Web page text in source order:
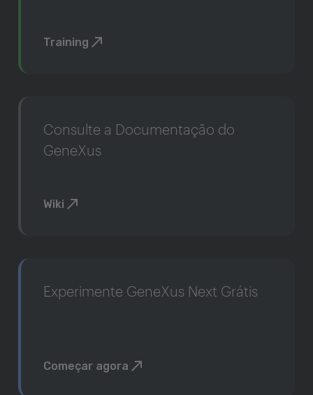
Training
Consulte a Documentação do
GeneXus
Wiki
Experimente GeneXus Next Grátis
Começar agora